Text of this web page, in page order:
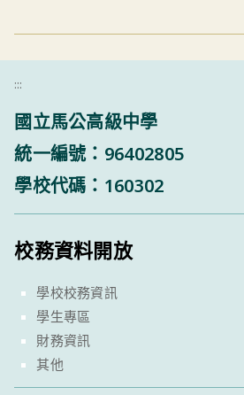
:::
國立馬公高級中學
統一編號：96402805
學校代碼：160302
校務資料開放
學校校務資訊
學生專區
財務資訊
其他